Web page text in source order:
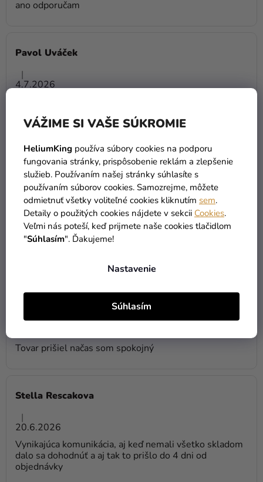
VÁŽIME SI VAŠE SÚKROMIE
HeliumKing používa súbory cookies na podporu
fungovania stránky, prispôsobenie reklám a zlepšenie
služieb. Používaním našej stránky súhlasíte s
používaním súborov cookies. Samozrejme, môžete
odmietnuť všetky voliteľné cookies kliknutím sem.
Detaily o použitých cookies nájdete v sekcii Cookies.
Veľmi nás poteší, keď prijmete naše cookies tlačidlom
"Súhlasím". Ďakujeme!
Nastavenie
Súhlasím
ano odporučam
Pavol Uváček
|
4.7.2026
Hodnotenie obchodu je 5 z 5 hviezdičiek.
3.7.2026
Veronika
Hodnotenie obchodu je 5 z 5 hviezdičiek.
Hodnotenie obchodu je 5 z 5 hviezdičiek.
Tovar prišiel načas som spokojný
Stella Rescakova
|
20.6.2026
Vynikajúca komunikácia, aj keď nemali všetko skladom
dalo sa dohodnúť a aj tak to prišlo do 4 dni od
objednávky